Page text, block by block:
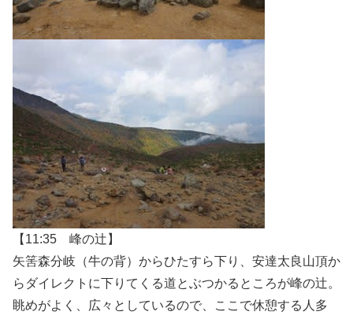
【11:35 峰の辻】
矢筈森分岐（牛の背）からひたすら下り、安達太良山頂か
らダイレクトに下りてくる道とぶつかるところが峰の辻。
眺めがよく、広々としているので、ここで休憩する人多